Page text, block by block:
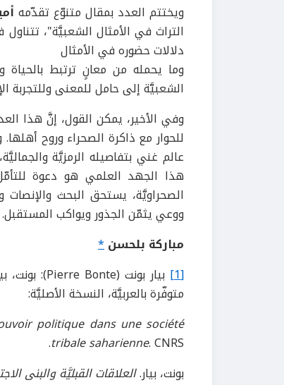
ويختتم العدد بمقال متنوّع تقدّمه
التراث في الأمثال الشعبيَّة"،
دلالات حضوره في الأمثال
وما يحمله من معانٍ ترتبط بالحياة
الشعبيَّة إلى حامل للمعنى وللتجربة
وفي الأخير، يمكن القول، إنَّ هذا
للحوار مع ذاكرة الصحراء وروح
عالم غني بتفاصيله الرمزيَّة
هذا الجهد العلمي هو دعوة
الصحراويَّة، يستحق البحث
ووعي يثمّن الجذور ويواكب المستقبل.
مباركة بلحسن*
[1]
بيار بونت (Pierre Bonte): بونت، بيار.
متوفّرة بالعربيَّة، النسخة الأصليَّة:
politique dans une société
tribale saharienne. CNRS.
بونت، بيار.العلاقات القبليَّة والبنى